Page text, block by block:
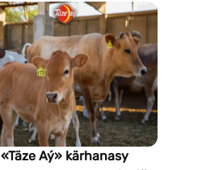
potoloklarynyň
artykmaçlyklary
«Täze Aý» kärhanasy